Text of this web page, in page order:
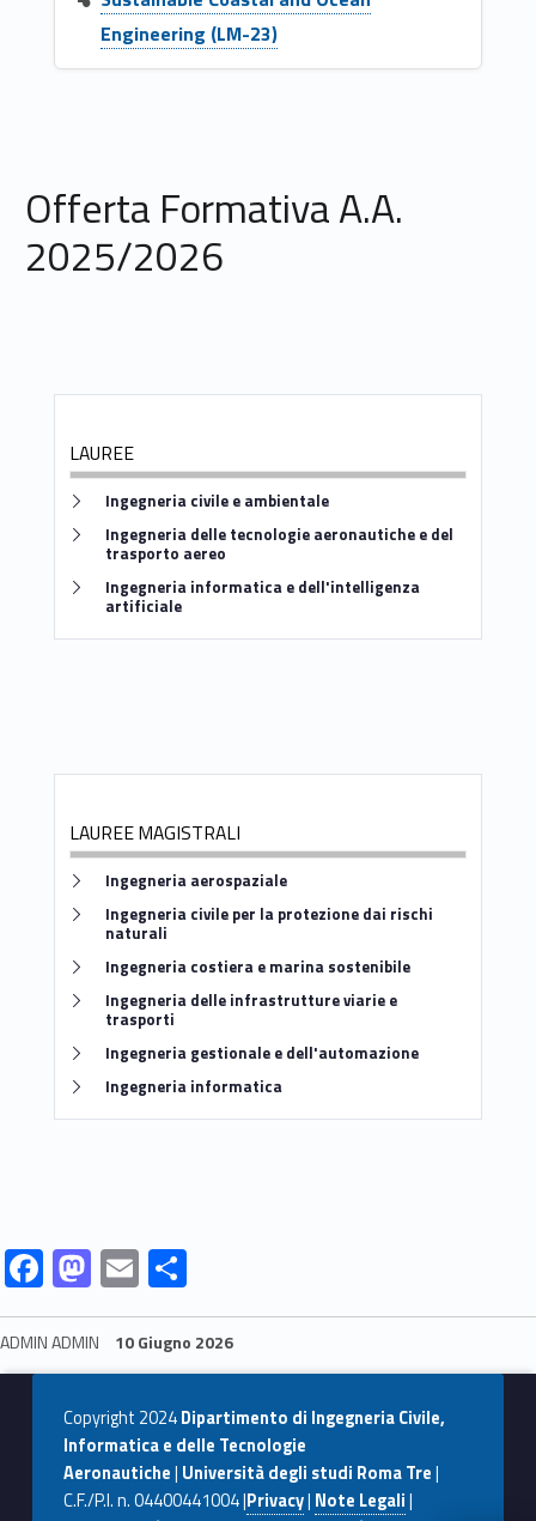
Engineering (LM-23)
Offerta Formativa A.A.
2025/2026
LAUREE
Link identifier #identifier__129925-2
Ingegneria civile e ambientale
Link identifier #identifier__194508-3
Ingegneria delle tecnologie aeronautiche e del
trasporto aereo
Link identifier #identifier__77002-4
Ingegneria informatica e dell'intelligenza
artificiale
LAUREE MAGISTRALI
Link identifier #identifier__167294-5
Ingegneria aerospaziale
Link identifier #identifier__183018-6
Ingegneria civile per la protezione dai rischi
naturali
Link identifier #identifier__163936-7
Ingegneria costiera e marina sostenibile
Link identifier #identifier__16561-8
Ingegneria delle infrastrutture viarie e
trasporti
Link identifier #identifier__127928-9
Ingegneria gestionale e dell'automazione
Link identifier #identifier__169002-10
Ingegneria informatica
Link identifier #identifier__192381-11 F
ac
e
b
Link identifier #identifier__118529-12 M
as
to
d
o
n
Link identifier #identifier__57496-13 E
m
ai
l
Link identifier #identifier__124883-14
o
n
di
vi
di
ADMIN ADMIN 10 Giugno 2026
Skip back to navigation
Copyright 2024Dipartimento di Ingegneria Civile,
Informatica e delle Tecnologie
Aeronautiche| Università degli studi Roma Tre|
C.F./P.I. n. 04400441004 |Privacy| Note Legali|